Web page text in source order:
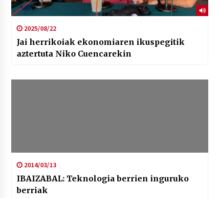
2025/08/22
Jai herrikoiak ekonomiaren ikuspegitik
aztertuta Niko Cuencarekin
2014/03/13
IBAIZABAL: Teknologia berrien inguruko
berriak